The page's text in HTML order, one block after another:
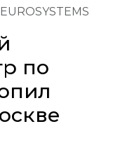
EUROSYSTEMS
по